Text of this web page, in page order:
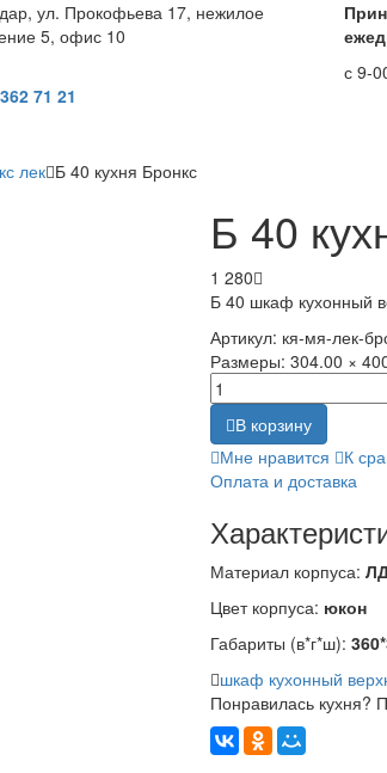
ул. Прокофьева 17, нежилое
5, офис 10
71 21
с 9-
лек Б 40 кухня Бронкс
Б 40
1 280
Б 40 шкаф кухонный
Артикул: кя-мя-лек-
Размеры: 304.00 ×
В корзину
Мне нравится
К
Оплата и доставка
Материал корпуса:
Цвет корпуса: юкон
Габариты (в*г*ш):
шкаф кухонный
Понравилась кухня?